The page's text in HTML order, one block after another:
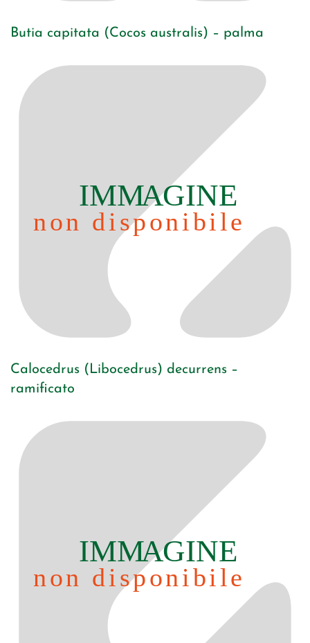
Butia capitata (Cocos australis) – palma
Calocedrus (Libocedrus) decurrens –
ramificato